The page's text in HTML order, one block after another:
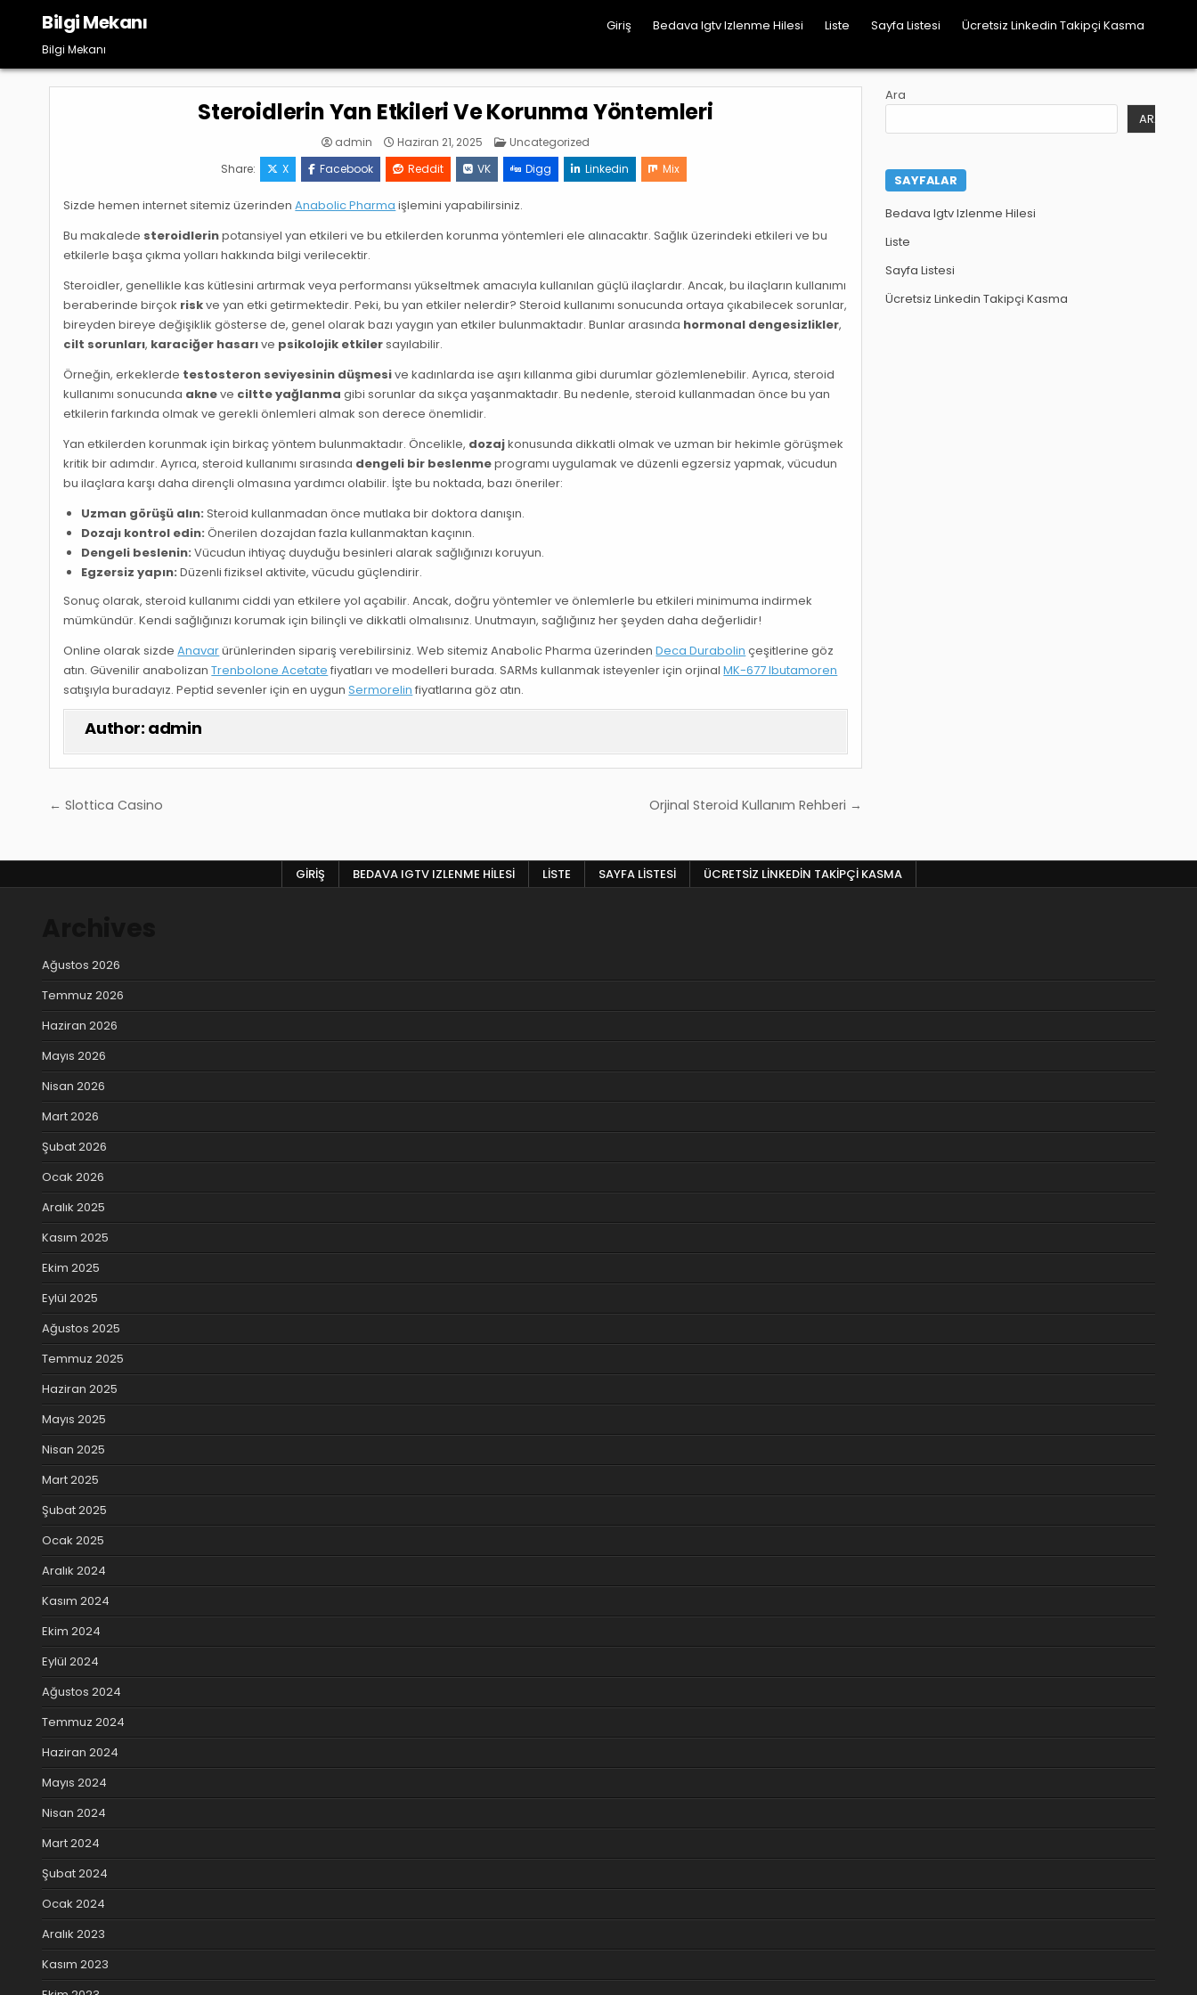
content
Bilgi Mekanı
Bilgi Mekanı
Giriş Bedava Igtv Izlenme Hilesi Liste Sayfa Listesi Ücretsiz Linkedin Takipçi Kasma
Steroidlerin Yan Etkileri Ve Korunma Yöntemleri
admin Haziran 21, 2025 Posted
Uncategorized
Share:
X Facebook Reddit VK Digg Linkedin Mix
Sizde hemen internet sitemiz üzerindenAnabolic Pharma işlemini yapabilirsiniz.
Bu makalede steroidlerinpotansiyel yan etkileri ve bu etkilerden korunma yöntemleri ele alınacaktır. Sağlık üzerindeki etkileri ve bu
etkilerle başa çıkma yolları hakkında bilgi verilecektir.
Steroidler, genellikle kas kütlesini artırmak veya performansı yükseltmek amacıyla kullanılan güçlü ilaçlardır. Ancak, bu ilaçların kullanımı
beraberinde birçok riskve yan etki getirmektedir. Peki, bu yan etkiler nelerdir? Steroid kullanımı sonucunda ortaya çıkabilecek sorunlar,
bireyden bireye değişiklik gösterse de, genel olarak bazı yaygın yan etkiler bulunmaktadır. Bunlar arasında hormonal dengesizlikler,
cilt sorunları, karaciğer hasarıve psikolojik etkilersayılabilir.
Örneğin, erkeklerde testosteron seviyesinin düşmesive kadınlarda ise aşırı kıllanma gibi durumlar gözlemlenebilir. Ayrıca, steroid
kullanımı sonucunda akneve ciltte yağlanma gibi sorunlar da sıkça yaşanmaktadır. Bu nedenle, steroid kullanmadan önce bu yan
etkilerin farkında olmak ve gerekli önlemleri almak son derece önemlidir.
Yan etkilerden korunmak için birkaç yöntem bulunmaktadır. Öncelikle, dozajkonusunda dikkatli olmak ve uzman bir hekimle görüşmek
kritik bir adımdır. Ayrıca, steroid kullanımı sırasında dengeli bir beslenmeprogramı uygulamak ve düzenli egzersiz yapmak, vücudun
bu ilaçlara karşı daha dirençli olmasına yardımcı olabilir. İşte bu noktada, bazı öneriler:
Uzman görüşü alın: Steroid kullanmadan önce mutlaka bir doktora danışın.
Dozajı kontrol edin: Önerilen dozajdan fazla kullanmaktan kaçının.
Dengeli beslenin: Vücudun ihtiyaç duyduğu besinleri alarak sağlığınızı koruyun.
Egzersiz yapın: Düzenli fiziksel aktivite, vücudu güçlendirir.
Sonuç olarak, steroid kullanımı ciddi yan etkilere yol açabilir. Ancak, doğru yöntemler ve önlemlerle bu etkileri minimuma indirmek
mümkündür. Kendi sağlığınızı korumak için bilinçli ve dikkatli olmalısınız. Unutmayın, sağlığınız her şeyden daha değerlidir!
Online olarak sizdeAnavarürünlerinden sipariş verebilirsiniz. Web sitemiz Anabolic Pharma üzerindenDeca Durabolin çeşitlerine göz
atın. Güvenilir anabolizanTrenbolone Acetate fiyatları ve modelleri burada. SARMs kullanmak isteyenler için orjinalMK-677 Ibutamoren
satışıyla buradayız. Peptid sevenler için en uygunSermorelin fiyatlarına göz atın.
Author: admin
Yazı Orjinal Steroid Kullanım Rehberi →
← Slottica Casino
Ara
ARA
SAYFALAR
Bedava Igtv Izlenme Hilesi
Liste
Sayfa Listesi
Ücretsiz Linkedin Takipçi Kasma
GIRIŞ BEDAVA IGTV IZLENME HILESI LISTE SAYFA LISTESI ÜCRETSIZ LINKEDIN TAKIPÇI KASMA
Ağustos 2026
Temmuz 2026
Haziran 2026
Mayıs 2026
Nisan 2026
Mart 2026
Şubat 2026
Ocak 2026
Aralık 2025
Kasım 2025
Ekim 2025
Eylül 2025
Ağustos 2025
Temmuz 2025
Haziran 2025
Mayıs 2025
Nisan 2025
Mart 2025
Şubat 2025
Ocak 2025
Aralık 2024
Kasım 2024
Ekim 2024
Eylül 2024
Ağustos 2024
Temmuz 2024
Haziran 2024
Mayıs 2024
Nisan 2024
Mart 2024
Şubat 2024
Ocak 2024
Aralık 2023
Kasım 2023